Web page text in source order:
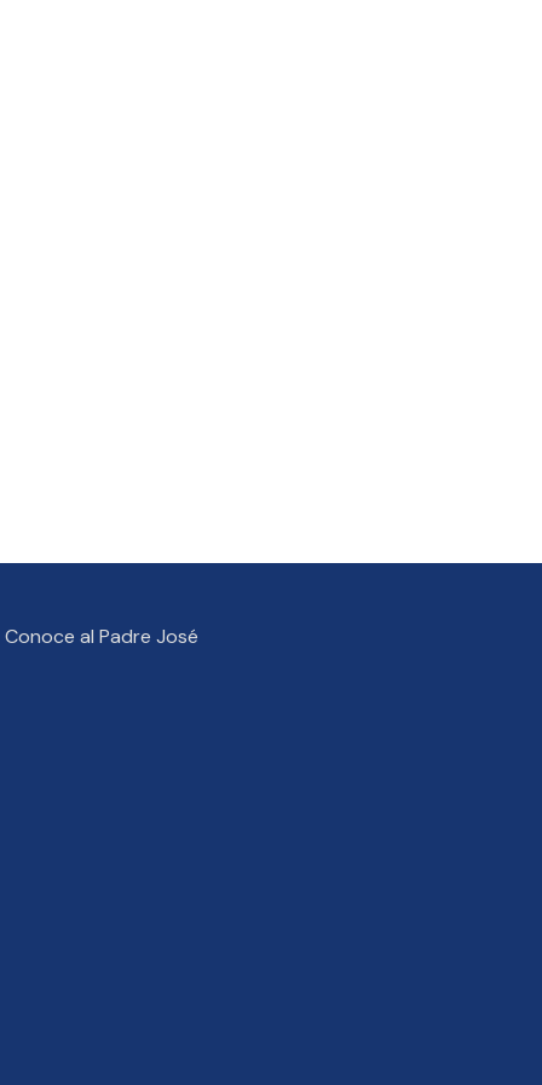
Conoce al Padre José